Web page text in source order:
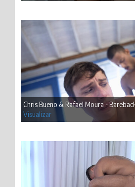
Chris Bueno & Rafael Moura -
Visualizar